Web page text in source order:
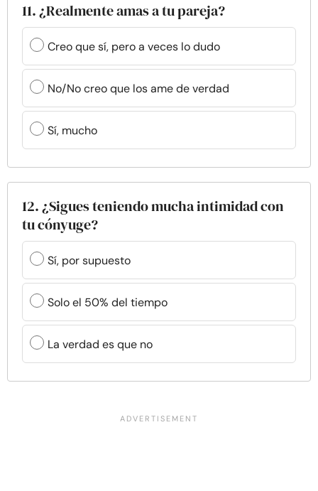
11. ¿Realmente amas a tu pareja?
Creo que sí, pero a veces lo dudo
No/No creo que los ame de verdad
Sí, mucho
12. ¿Sigues teniendo mucha intimidad con
tu cónyuge?
Sí, por supuesto
Solo el 50% del tiempo
La verdad es que no